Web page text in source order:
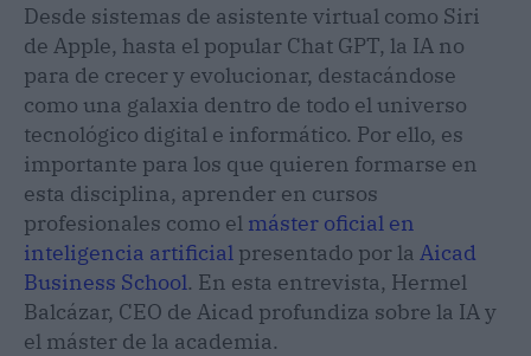
Desde sistemas de asistente virtual como Siri
de Apple, hasta el popular Chat GPT, la IA no
para de crecer y evolucionar, destacándose
como una galaxia dentro de todo el universo
tecnológico digital e informático. Por ello, es
importante para los que quieren formarse en
esta disciplina, aprender en cursos
profesionales como el máster oficial en
inteligencia artificial presentado por la Aicad
Business School. En esta entrevista, Hermel
Balcázar, CEO de Aicad profundiza sobre la IA y
el máster de la academia.